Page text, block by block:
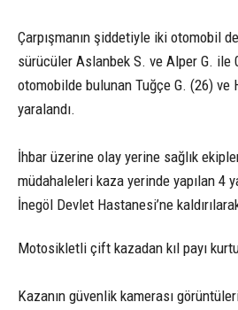
Çarpışmanın şiddetiyle iki otomobil
sürücüler Aslanbek S. ve Alper G. ile
otomobilde bulunan Tuğçe G. (26) ve
yaralandı.
İhbar üzerine olay yerine sağlık
müdahaleleri kaza yerinde yapılan 4
İnegöl Devlet Hastanesi’ne
Motosikletli çift kazadan kıl payı
Kazanın güvenlik kamerası